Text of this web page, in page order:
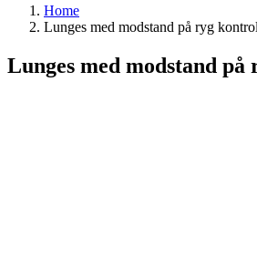
Home
Lunges med modstand på ryg kontrol
Lunges med modstand